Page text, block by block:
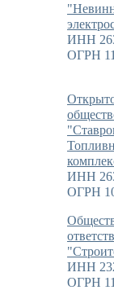
ИНН
ОГРН
ИНН
ОГРН
ИНН
ОГРН